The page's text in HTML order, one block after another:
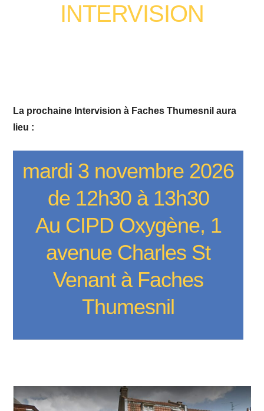
INTERVISION
La prochaine Intervision à Faches Thumesnil aura
lieu :
mardi 3 novembre 2026
de 12h30 à 13h30
Au CIPD Oxygène, 1
avenue Charles St
Venant à Faches
Thumesnil